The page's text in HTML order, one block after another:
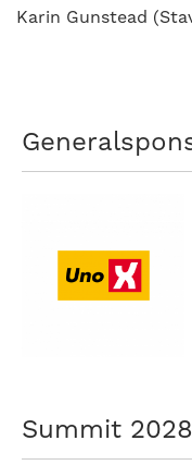
Karin Gunstead
Summit 2028